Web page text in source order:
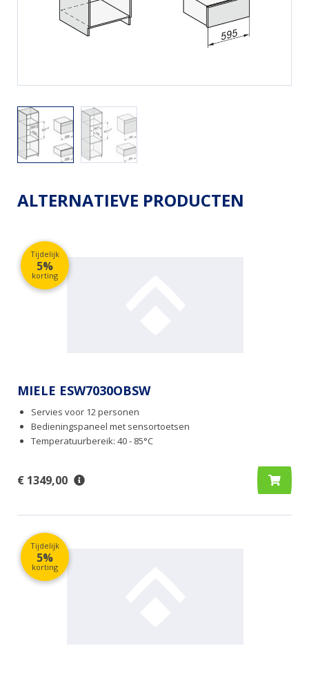
ALTERNATIEVE PRODUCTEN
Tijdelijk
5%
korting
MIELE ESW7030OBSW
Servies voor 12 personen
Bedieningspaneel met sensortoetsen
Temperatuurbereik: 40 - 85°C
€ 1349,00
Tijdelijk
5%
korting